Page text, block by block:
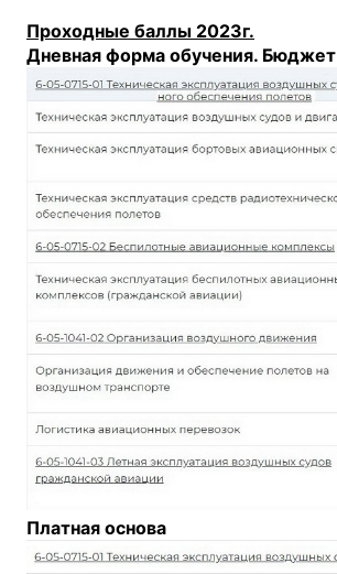
Проходные баллы 2023г.
Дневная форма обучения. Бюджет
Платная основа